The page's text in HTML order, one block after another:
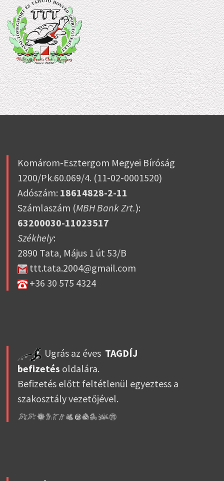
Komárom-Esztergom Megyei Bíróság
1200/Pk.60.069/4. (11-02-0001520)
Adószám: 18614828-2-11
Számlaszám (MBH Bank Zrt.):
63200030-11023517
Székhely:
2890 Tata, Május 1 út 53/B
ttt.tata.2004@gmail.com
+36 30 575 4324
Ugrás az éves TAGDÍJ
befizetés oldalára.
Befizetés előtt feltétlenül egyeztess a
szakosztály vezetőjével.